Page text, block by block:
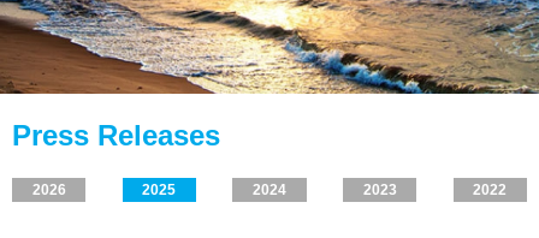
Press Releases
2026 2025 2024 2023 2022